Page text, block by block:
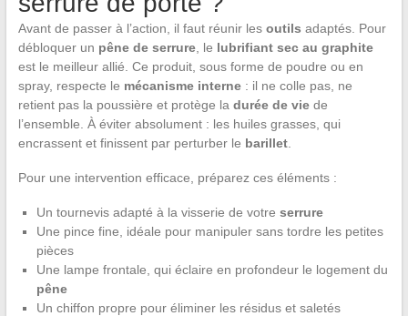
Avant de passer à l’action, il faut réunir les outils adaptés. Pour
débloquer un pêne de serrure, le lubrifiant sec au graphite
est le meilleur allié. Ce produit, sous forme de poudre ou en
spray, respecte le mécanisme interne: il ne colle pas, ne
retient pas la poussière et protège la durée de viede
l’ensemble. À éviter absolument : les huiles grasses, qui
encrassent et finissent par perturber le barillet.
Pour une intervention efficace, préparez ces éléments :
Un tournevis adapté à la visserie de votre serrure
Une pince fine, idéale pour manipuler sans tordre les petites
pièces
Une lampe frontale, qui éclaire en profondeur le logement du
pêne
Un chiffon propre pour éliminer les résidus et saletés